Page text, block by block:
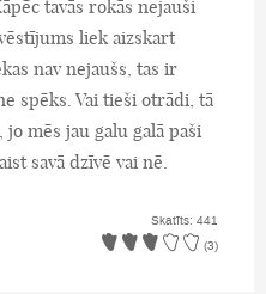
tavās rokās nejauši
liek aizskart
nav nejaušs, tas ir
spēks. Vai tieši otrādi, tā
mēs jau galu galā paši
savā dzīvē vai nē.
Skatīts: 441
(3)